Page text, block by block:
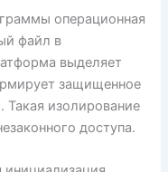
операционная
файл в
выделяет
защищенное
Такая изолирование
доступа.